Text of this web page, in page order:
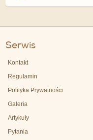
Serwis
Kontakt
Regulamin
Polityka Prywatności
Galeria
Artykuły
Pytania